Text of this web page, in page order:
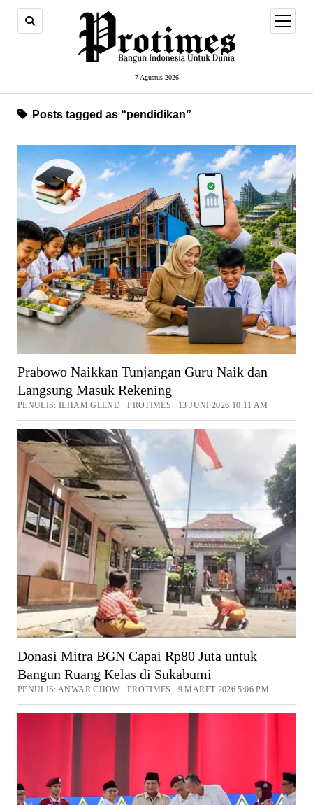
7 Agustus 2026
open
menu
Posts tagged as “pendidikan”
Prabowo Naikkan Tunjangan Guru Naik dan
Langsung Masuk Rekening
PENULIS: ILHAM GLEND PROTIMES 13 JUNI 2026 10:11 AM
Donasi Mitra BGN Capai Rp80 Juta untuk
Bangun Ruang Kelas di Sukabumi
PENULIS: ANWAR CHOW PROTIMES 9 MARET 2026 5:06 PM